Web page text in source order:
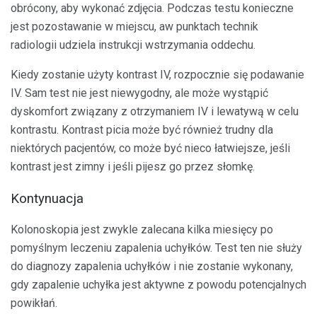
obrócony, aby wykonać zdjęcia. Podczas testu konieczne
jest pozostawanie w miejscu, aw punktach technik
radiologii udziela instrukcji wstrzymania oddechu.
Kiedy zostanie użyty kontrast IV, rozpocznie się podawanie
IV. Sam test nie jest niewygodny, ale może wystąpić
dyskomfort związany z otrzymaniem IV i lewatywą w celu
kontrastu. Kontrast picia może być również trudny dla
niektórych pacjentów, co może być nieco łatwiejsze, jeśli
kontrast jest zimny i jeśli pijesz go przez słomkę.
Kontynuacja
Kolonoskopia jest zwykle zalecana kilka miesięcy po
pomyślnym leczeniu zapalenia uchyłków. Test ten nie służy
do diagnozy zapalenia uchyłków i nie zostanie wykonany,
gdy zapalenie uchyłka jest aktywne z powodu potencjalnych
powikłań.